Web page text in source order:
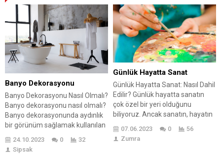
Banyo Dekorasyonu
Banyo Dekorasyonu Nasıl Olmalı?
Banyo dekorasyonu nasıl olmalı?
Banyo dekorasyonunda aydınlık
bir görünüm sağlamak kullanılan
Öncelikle banyonun
zemin ve duvar rengine göre
24.10.2023 0
32
Sipsak
Günlük Hayatta Sanat
Günlük Hayatta Sanat: Nasıl Dahil
Edilir? Günlük hayatta sanatın
çok özel bir yeri olduğunu
biliyoruz. Ancak sanatın, hayatın
zorunda olmadığını düşündünüz
mü hiç? 😮 🤔 Sanat, günlük
07.06.2023 0
56
Zumra